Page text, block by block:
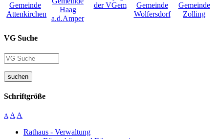
VG Suche
suchen
Schriftgröße
A A A
Rathaus - Verwaltung